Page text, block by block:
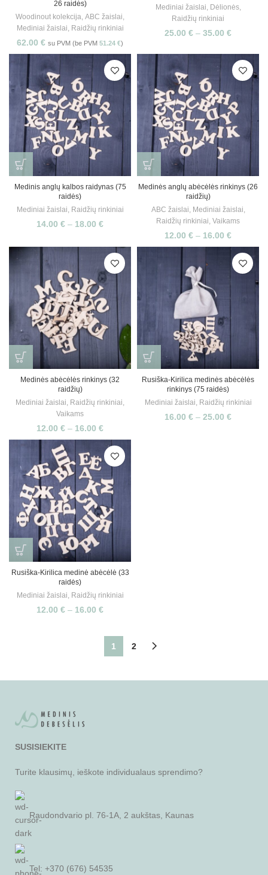
26 raidės)
Woodinout kolekcija, ABC žaislai,
Mediniai žaislai, Raidžių rinkiniai
62.00 € su PVM (be PVM 51.24 €)
Mediniai žaislai, Dėlionės,
Raidžių rinkiniai
25.00 € – 35.00 €
Medinis anglų kalbos raidynas (75
raidės)
Mediniai žaislai, Raidžių rinkiniai
14.00 € – 18.00 €
Medinės anglų abėcėlės rinkinys (26
raidžių)
ABC žaislai, Mediniai žaislai,
Raidžių rinkiniai, Vaikams
12.00 € – 16.00 €
Medinės abėcėlės rinkinys (32
raidžių)
Mediniai žaislai, Raidžių rinkiniai,
Vaikams
12.00 € – 16.00 €
Rusiška-Kirilica medinės abėcėlės
rinkinys (75 raidės)
Mediniai žaislai, Raidžių rinkiniai
16.00 € – 25.00 €
Rusiška-Kirilica medinė abėcėlė (33
raidės)
Mediniai žaislai, Raidžių rinkiniai
12.00 € – 16.00 €
1 2
SUSISIEKITE
Turite klausimų, ieškote individualaus sprendimo?
Raudondvario pl. 76-1A, 2 aukštas, Kaunas
Tel: +370 (676) 54535